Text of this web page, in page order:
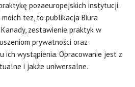
pozaeuropejskich instytucji.
tez, to publikacja Biura
zestawienie praktyk w
prywatności oraz
ich wystąpienia. Opracowanie jest z
i jakże uniwersalne.